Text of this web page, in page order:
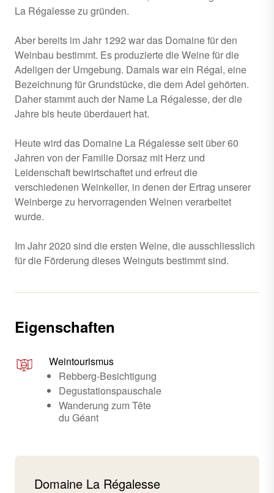
La Régalesse zu gründen.
Aber bereits im Jahr 1292 war das Domaine für den
Weinbau bestimmt. Es produzierte die Weine für die
Adeligen der Umgebung. Damals war ein Régal, eine
Bezeichnung für Grundstücke, die dem Adel gehörten.
Daher stammt auch der Name La Régalesse, der die
Jahre bis heute überdauert hat.
Heute wird das Domaine La Régalesse seit über 60
Jahren von der Familie Dorsaz mit Herz und
Leidenschaft bewirtschaftet und erfreut die
verschiedenen Weinkeller, in denen der Ertrag unserer
Weinberge zu hervorragenden Weinen verarbeitet
wurde.
Im Jahr 2020 sind die ersten Weine, die ausschliesslich
für die Förderung dieses Weinguts bestimmt sind.
Eigenschaften
Weintourismus
Rebberg-Besichtigung
Degustationspauschale
Wanderung zum Tête
du Géant
Domaine La Régalesse